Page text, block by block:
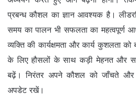
प्रबन्ध कौशल का ज्ञान आवश्यक है।
समय का पालन भी सफलता का महत्वपूर्ण
व्यक्ति की कार्यक्षमता और कार्य कुशलता
के लिए हौसलों के साथ कड़ी मेहनत और
बढ़ें। निरंतर अपने कौशल को जाँचते और
अपडेट रखें।